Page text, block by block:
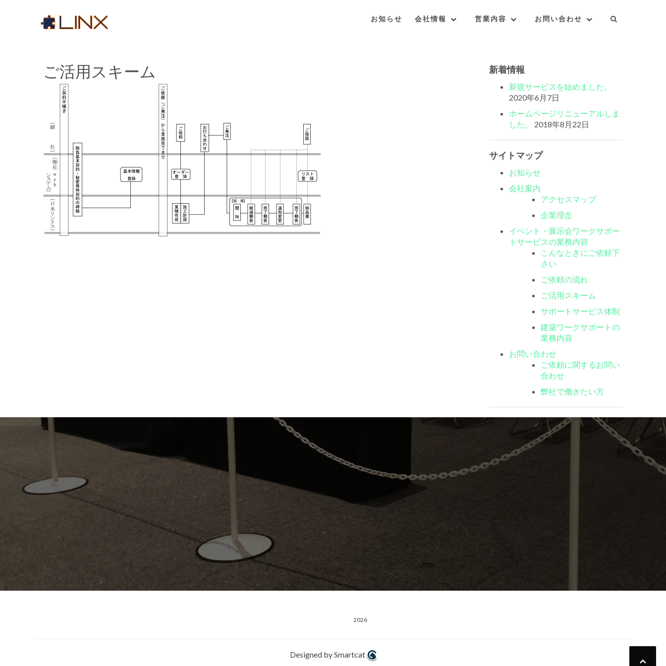
お知らせ 会社情報 営業内容 お問い合わせ
ご活用スキーム 新着情報
新規サービスを始めました。
2020年6月7日
ホームページリニューアルしま
した。
2018年8月22日
サイトマップ
お知らせ
会社案内
アクセスマップ
企業理念
イベント・展示会ワークサポー
トサービスの業務内容
こんなときにご依頼下
さい
ご依頼の流れ
ご活用スキーム
サポートサービス体制
建築ワークサポートの
業務内容
お問い合わせ
ご依頼に関するお問い
合わせ
弊社で働きたい方
2026
Designed by Smartcat